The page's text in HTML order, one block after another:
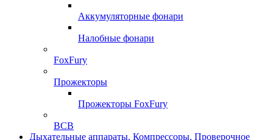
Аккумуляторные фонари
Налобные фонари
FoxFury
Прожекторы
Прожекторы FoxFury
ВСВ
Дыхательные аппараты. Компрессоры. Проверочное